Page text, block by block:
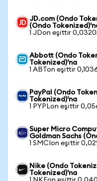
JD.com (Ondo
(Ondo
1 JDon eşittir
Abbott (Ondo
Tokenized)'na
1 ABTon eşittir
PayPal (Ondo
Tokenized)'na
1 PYPLon eşittir
Super Micro
Goldman Sachs
1 SMCIon eşittir
Nike (Ondo
Tokenized)'na